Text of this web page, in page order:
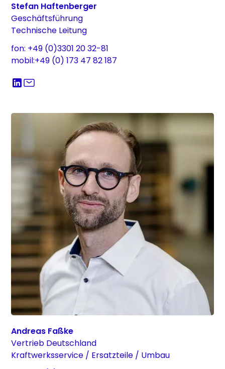
Stefan Haftenberger
Geschäftsführung
Technische Leitung
fon: +49 (0)3301 20 32-81
mobil:+49 (0) 173 47 82 187
Andreas Faßke
Vertrieb Deutschland
Kraftwerksservice / Ersatzteile / Umbau